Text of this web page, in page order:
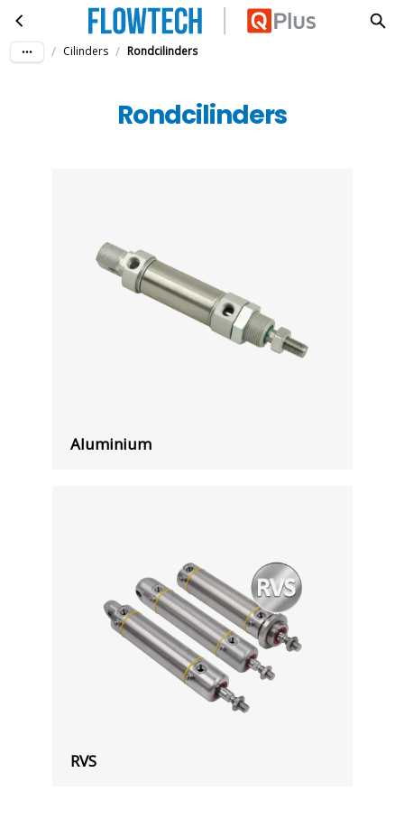
Ga naar hoofdinhoud Rondcilinders
/ Cilinders / Rondcilinders
Rondcilinders
Aluminium
RVS